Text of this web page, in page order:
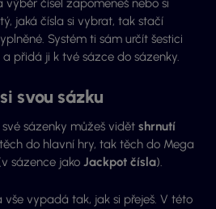
výběr čísel zapomeneš nebo si
jaká čísla si vybrat, tak stačí
Systém ti sám určít šestici
přidá ji k tvé sázce do sázenky.
svou sázku
sázenky můžeš vidět shrnutí
do hlavní hry, tak těch do Mega
sázence jako Jackpot čísla).
vše vypadá tak, jak si přeješ. V této